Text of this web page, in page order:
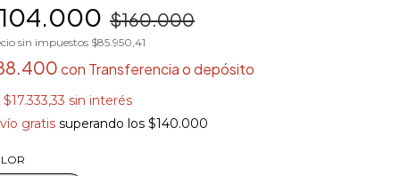
$160.000
sin impuestos $85.950,41
con Transferencia o depósito
$17.333,33 sin interés
gratis superando los $140.000